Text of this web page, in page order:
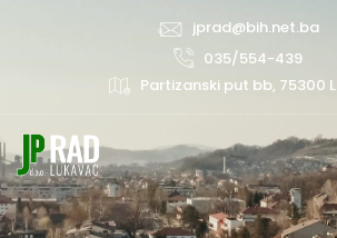
jprad@bih.net.ba
035/554-439
Partizanski put bb, 75300